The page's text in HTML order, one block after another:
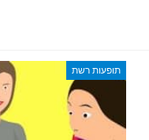
תופעות רשת